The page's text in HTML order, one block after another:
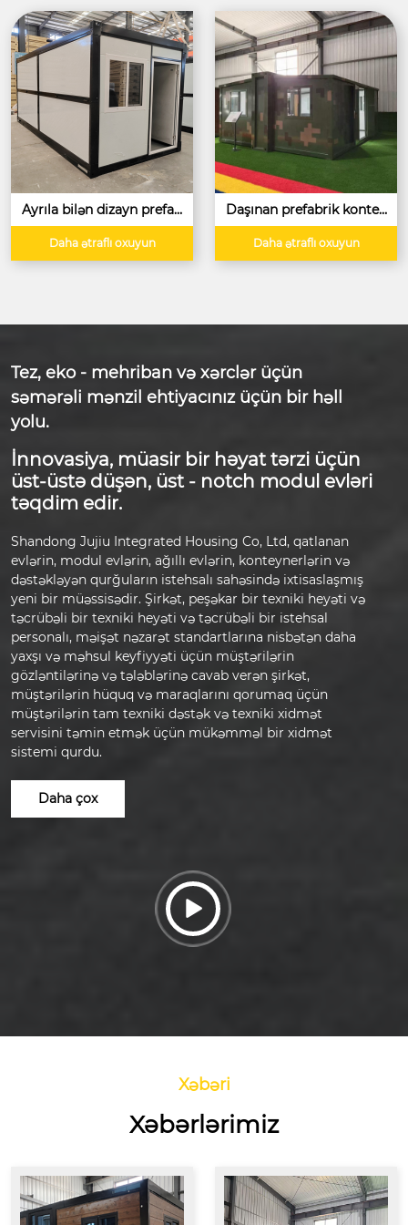
Ayrıla bilən dizayn prefab
rik konteyner evi portativ
modul ofis binası qatlana
n konteyner evi
Daha ətraflı oxuyun
Daşınan prefabrik kontey
ner evi villalar modul por
tativ evlər 1 yataq otağı k
onteyner ev ofisləri Mənzi
Daha ətraflı oxuyun
Tez, eko - mehriban və xərclər üçün
səmərəli mənzil ehtiyacınız üçün bir həll
yolu.
İnnovasiya, müasir bir həyat tərzi üçün
üst-üstə düşən, üst - notch modul evləri
təqdim edir.
Shandong Jujiu Integrated Housing Co, Ltd, qatlanan
evlərin, modul evlərin, ağıllı evlərin, konteynerlərin və
dəstəkləyən qurğuların istehsalı sahəsində ixtisaslaşmış
yeni bir müəssisədir. Şirkət, peşəkar bir texniki heyəti və
təcrübəli bir texniki heyəti və təcrübəli bir istehsal
personalı, məişət nəzarət standartlarına nisbətən daha
yaxşı və məhsul keyfiyyəti üçün müştərilərin
gözləntilərinə və tələblərinə cavab verən şirkət,
müştərilərin hüquq və maraqlarını qorumaq üçün
müştərilərin tam texniki dəstək və texniki xidmət
servisini təmin etmək üçün mükəmməl bir xidmət
sistemi qurdu.
Daha çox

Xəbəri
Xəbərlərimiz